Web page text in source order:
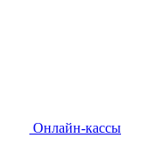
Онлайн-кассы